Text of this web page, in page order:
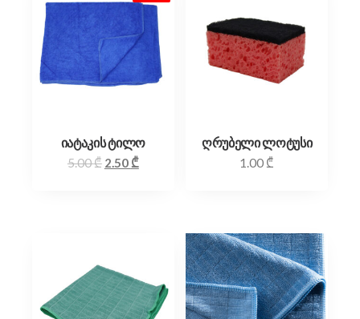
იატაკის ტილო
5.00₾ 2.50 ₾
ღრუბელი ლოტუსი
1.00 ₾